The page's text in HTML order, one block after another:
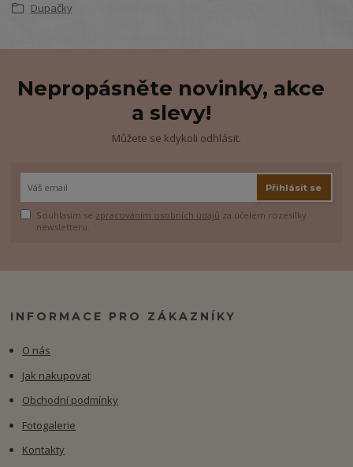
Dupačky
Nepropásněte novinky, akce
a slevy!
Můžete se kdykoli odhlásit.
Přihlásit se
Souhlasím se zpracováním osobních údajů za účelem rozesílky
newsletteru.
INFORMACE PRO ZÁKAZNÍKY
O nás
Jak nakupovat
Obchodní podmínky
Fotogalerie
Kontakty